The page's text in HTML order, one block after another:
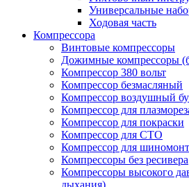
Универсальные
Ходовая часть
Компрессора
Винтовые компрессоры
Дожимные компрессоры
Компрессор 380 вольт
Компрессор безмасляный
Компрессор воздушный бу
Компрессор для
Компрессор для покраски
Компрессор для СТО
Компрессор для
Компрессоры без ресивера
Компрессоры высокого
дыхания)